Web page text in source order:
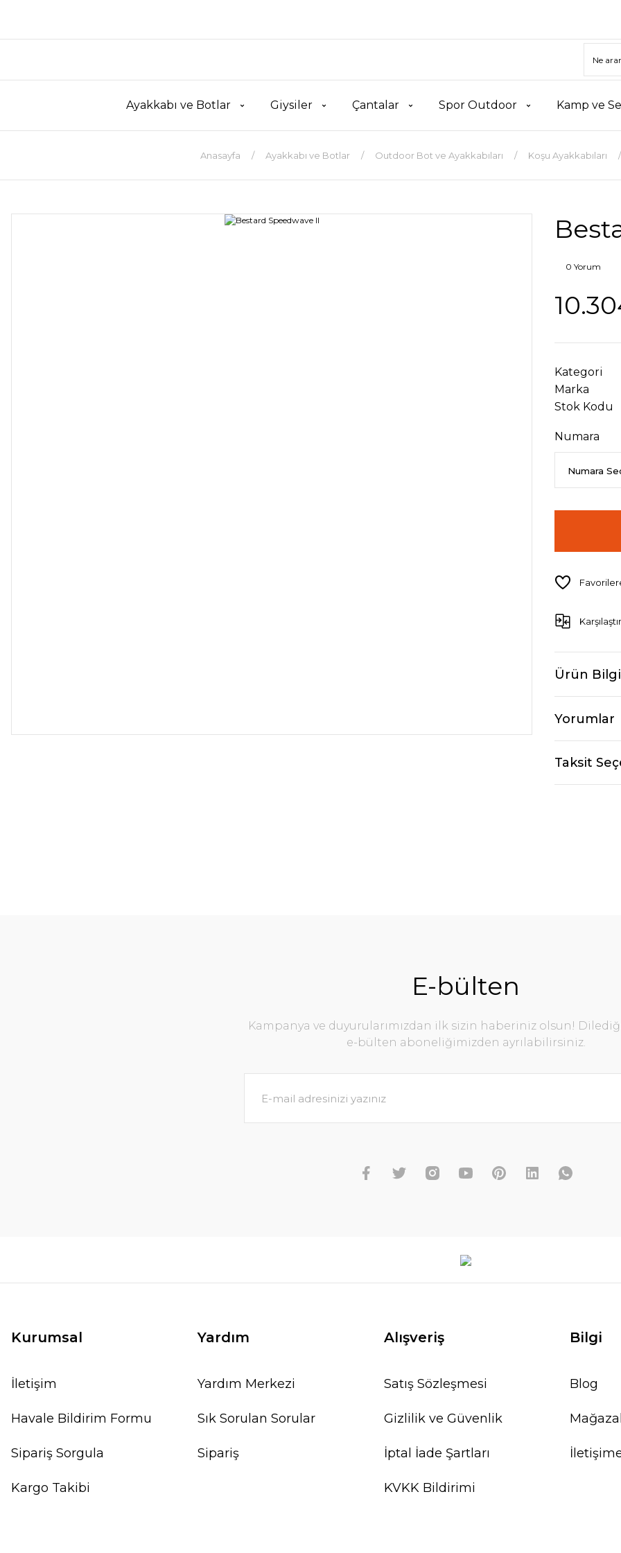
Ayakkabı ve Botlar Giysiler Çantalar Spor Outdoor Kamp ve
Anasayfa Ayakkabı ve Botlar Outdoor Bot ve Ayakkabıları Koşu Ayakkabıları
0 Yorum
Kategori
Marka
Stok Kodu
Numara
Karşılaştır
Ürün
Yorumlar
Taksit
E-bülten
Kampanya ve duyurularımızdan ilk sizin haberiniz olsun!
e-bülten aboneliğimizden ayrılabilirsiniz.
Kurumsal
İletişim
Havale Bildirim Formu
Sipariş Sorgula
Kargo Takibi
Yardım
Yardım Merkezi
Sık Sorulan Sorular
Sipariş
Alışveriş
Satış Sözleşmesi
Gizlilik ve Güvenlik
İptal İade Şartları
KVKK Bildirimi
Bilgi
Blog